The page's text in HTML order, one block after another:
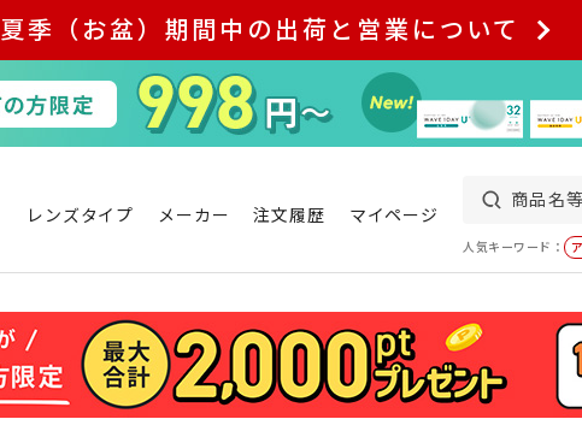
夏季（お盆）期間中の出荷と営業について
レンズタイプ メーカー 注文履歴 マイページ
人気キーワード：